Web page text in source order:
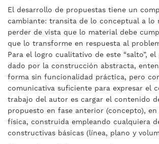
El desarrollo de propuestas tiene un
cambiante: transita de lo conceptual a lo
perder de vista que lo material debe
que lo transforme en respuesta al
Para el logro cualitativo de este “salto”,
dado por la construcción abstracta,
forma sin funcionalidad práctica, pero
comunicativa suficiente para expresar el
trabajo del autor es cargar el contenido
propuesto en fase anterior (concepto), en
física, construida empleando cualquiera
constructivas básicas (línea, plano y